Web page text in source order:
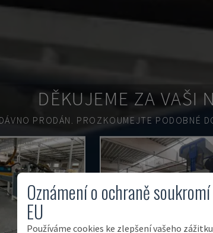
DĚKUJEME ZA VAŠI
PRODÁN. PROZKOUMEJTE PODOBNÉ
Oznámení o ochraně
EU
Používáme cookies ke zlepšení vašeho